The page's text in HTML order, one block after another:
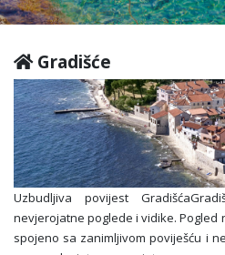
Gradišće
Uzbudljiva povijest
nevjerojatne poglede i vidike. Pogled
spojeno sa zanimljivom poviješću i